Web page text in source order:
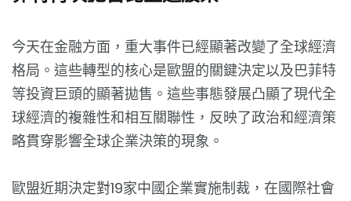
今天在金融方面，重大事件已經顯著改變了全球經濟
格局。這些轉型的核心是歐盟的關鍵決定以及巴菲特
等投資巨頭的顯著拋售。這些事態發展凸顯了現代全
球經濟的複雜性和相互關聯性，反映了政治和經濟策
略貫穿影響全球企業決策的現象。
歐盟近期決定對19家中國企業實施制裁，在國際社會